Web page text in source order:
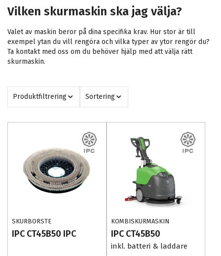
Vilken skurmaskin ska jag välja?
Valet av maskin beror på dina specifika krav. Hur stor är till
exempel ytan du vill rengöra och vilka typer av ytor rengör du?
Ta kontakt med oss om du behöver hjälp med att välja rätt
skurmaskin.
Produktfiltrering Sortering
SKURBORSTE
IPC CT45B50 IPC
KOMBISKURMASKIN
IPC CT45B50
inkl. batteri & laddare